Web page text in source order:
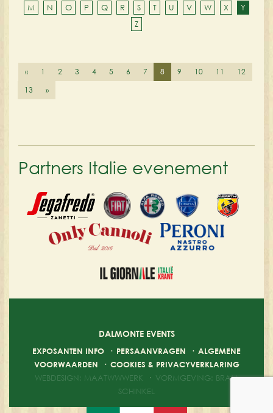
M
N O P Q R S T U V W X
Y
Z
« 1 2 3 4 5 6 7 8 9 10 11
12
13
»
Partners Italie evenement
DALMONTE EVENTS
EXPOSANTEN INFO · PERSAANVRAGEN · ALGEMENE
VOORWAARDEN · COOKIES & PRIVACYVERKLARING
WEBDESIGN: MAATWWWERK
· VORMGEVING: BRAM
SCHINKEL